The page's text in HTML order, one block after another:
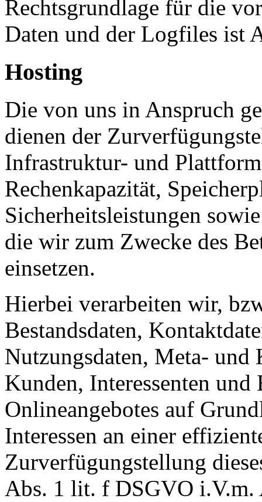
Rechtsgrundlage für die
Daten und der Logfiles ist
Hosting
Die von uns in Anspruch
dienen der
Infrastruktur- und
Rechenkapazität,
Sicherheitsleistungen
die wir zum Zwecke des
einsetzen.
Hierbei verarbeiten wir,
Bestandsdaten,
Nutzungsdaten, Meta-
Kunden, Interessenten und
Onlineangebotes auf
Interessen an einer
Zurverfügungstellung
Abs. 1 lit. f DSGVO